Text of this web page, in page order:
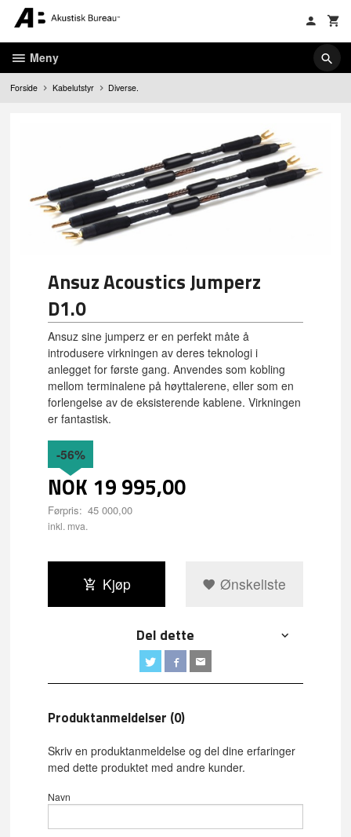
innholdet
Meny
Forside Kabelutstyr Diverse.
Ansuz Acoustics Jumperz
D1.0
Ansuz sine jumperz er en perfekt måte å
introdusere virkningen av deres teknologi i
anlegget for første gang. Anvendes som kobling
mellom terminalene på høyttalerene, eller som en
forlengelse av de eksisterende kablene. Virkningen
er fantastisk.
NOK 19 995,00
Førpris: 45 000,00
Rabatt
-56%
inkl. mva.
Kjøp Ønskeliste
Del dette
Produktanmeldelser (0)
Skriv en produktanmeldelse og del dine erfaringer
med dette produktet med andre kunder.
Navn